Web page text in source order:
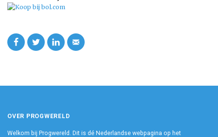
OVER PROGWERELD
Welkom bij Progwereld. Dit is dé Nederlandse webpagina op het